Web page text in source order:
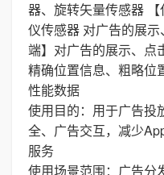
器、旋转矢量传感器
仪传感器 对广告的展
端】对广告的展示、点
精确位置信息、粗略位
性能数据
使用目的：用于广告投
全、广告交互，减少
服务
使用场景范围：广告分